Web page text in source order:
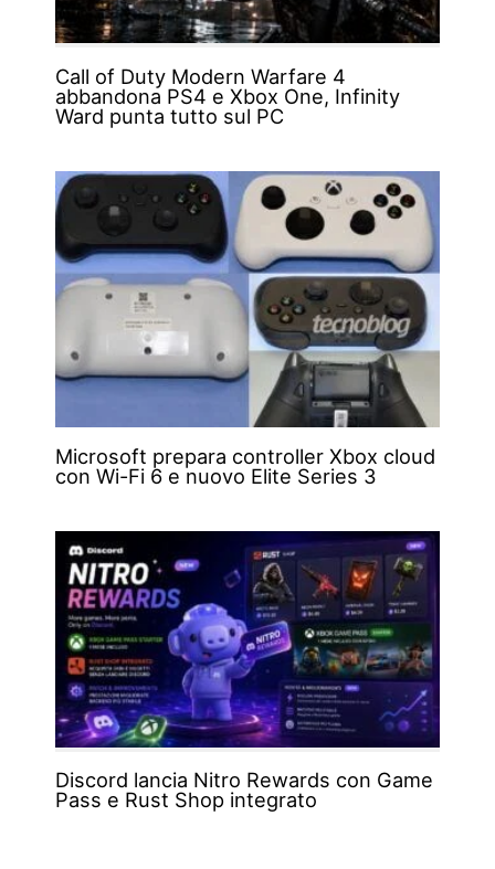
Call of Duty Modern Warfare 4
abbandona PS4 e Xbox One, Infinity
Ward punta tutto sul PC
Microsoft prepara controller Xbox cloud
con Wi-Fi 6 e nuovo Elite Series 3
Discord lancia Nitro Rewards con Game
Pass e Rust Shop integrato